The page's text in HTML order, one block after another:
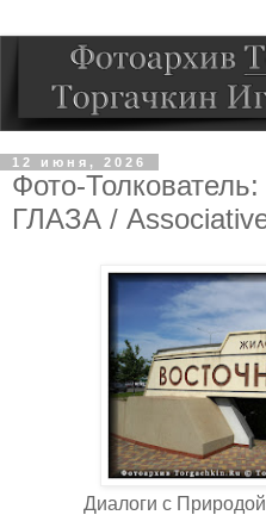
12 июня, 2026
Фото-
ГЛАЗА /
Диалоги с